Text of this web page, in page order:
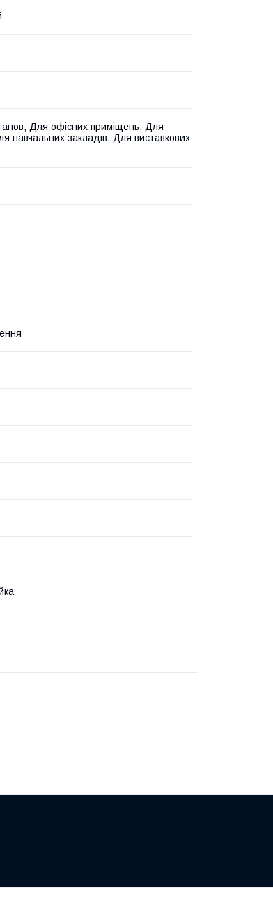
Для офісних приміщень, Для
навчальних закладів, Для виставкових